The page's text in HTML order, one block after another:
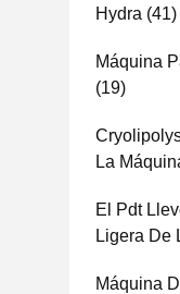
Hydra (41)
Máquina
(19)
La
El Pdt
Ligera De
Máquina